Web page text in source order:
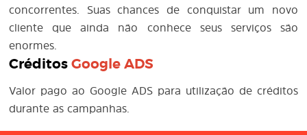
concorrentes. Suas chances de conquistar um novo
cliente que ainda não conhece seus serviços são
enormes.
CréditosGoogle ADS
Valor pago ao Google ADS para utilização de créditos
durante as campanhas.